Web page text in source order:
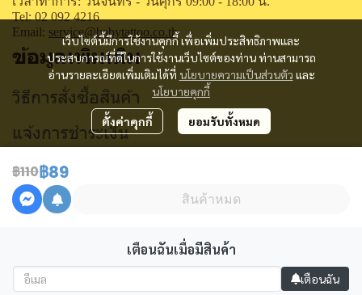
฿110฿89
สินค้าหมด
เตือนฉันเมื่อมีสินค้า
เตือนฉัน
เว็บไซต์นี้มีการใช้งานคุกกี้ เพื่อเพิ่มประสิทธิภาพและ
ประสบการณ์ที่ดีในการใช้งานเว็บไซต์ของท่าน ท่านสามารถ
อ่านรายละเอียดเพิ่มเติมได้ที่ นโยบายความเป็นส่วนตัว และ
นโยบายคุกกี้
ตั้งค่าคุกกี้ ยอมรับทั้งหมด
Tel: 02 092 4216
Email: service@babytattoo.co.th
ข้อมูลเพิ่มเติม
วิธีการสั่งซื้อสินค้า
แจ้งการชำระเงิน
ติดตามสถานะการสั่งซื้อ
คำถามที่พบบ่อย